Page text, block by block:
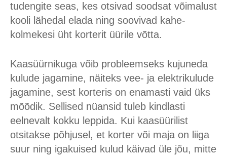
tudengite seas, kes otsivad soodsat võimalust
kooli lähedal elada ning soovivad kahe-
kolmekesi üht korterit üürile võtta.
Kaasüürnikuga võib probleemseks kujuneda
kulude jagamine, näiteks vee- ja elektrikulude
jagamine, sest korteris on enamasti vaid üks
mõõdik. Sellised nüansid tuleb kindlasti
eelnevalt kokku leppida. Kui kaasüürilist
otsitakse põhjusel, et korter või maja on liiga
suur ning igakuised kulud käivad üle jõu, mitte